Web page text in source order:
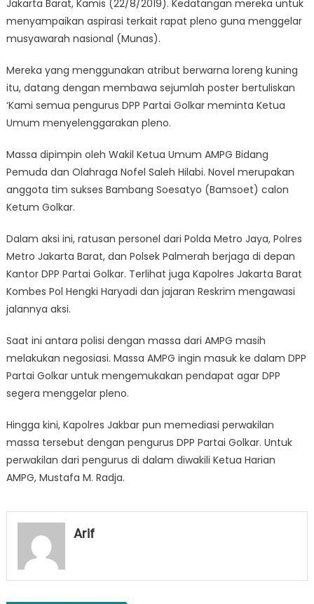
Jakarta Barat, Kamis (22/8/2019). Kedatangan mereka untuk
menyampaikan aspirasi terkait rapat pleno guna menggelar
musyawarah nasional (Munas).
Mereka yang menggunakan atribut berwarna loreng kuning
itu, datang dengan membawa sejumlah poster bertuliskan
‘Kami semua pengurus DPP Partai Golkar meminta Ketua
Umum menyelenggarakan pleno.
Massa dipimpin oleh Wakil Ketua Umum AMPG Bidang
Pemuda dan Olahraga Nofel Saleh Hilabi. Novel merupakan
anggota tim sukses Bambang Soesatyo (Bamsoet) calon
Ketum Golkar.
Dalam aksi ini, ratusan personel dari Polda Metro Jaya, Polres
Metro Jakarta Barat, dan Polsek Palmerah berjaga di depan
Kantor DPP Partai Golkar. Terlihat juga Kapolres Jakarta Barat
Kombes Pol Hengki Haryadi dan jajaran Reskrim mengawasi
jalannya aksi.
Saat ini antara polisi dengan massa dari AMPG masih
melakukan negosiasi. Massa AMPG ingin masuk ke dalam DPP
Partai Golkar untuk mengemukakan pendapat agar DPP
segera menggelar pleno.
Hingga kini, Kapolres Jakbar pun memediasi perwakilan
massa tersebut dengan pengurus DPP Partai Golkar. Untuk
perwakilan dari pengurus di dalam diwakili Ketua Harian
AMPG, Mustafa M. Radja.
Arif